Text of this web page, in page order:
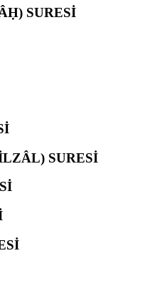
SURESİ
SURESİ